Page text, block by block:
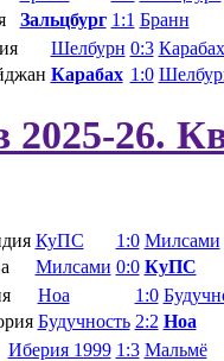
Зальцбург 1:1 Бранн
Шелбурн 0:3 Карабах
Карабах 1:0
2025-26.
КуПС 1:0 Милсами
Милсами 0:0 КуПС
Ноа
1:0
Будучность 2:2 Ноа
Иберия 1999 1:3 Мальмё